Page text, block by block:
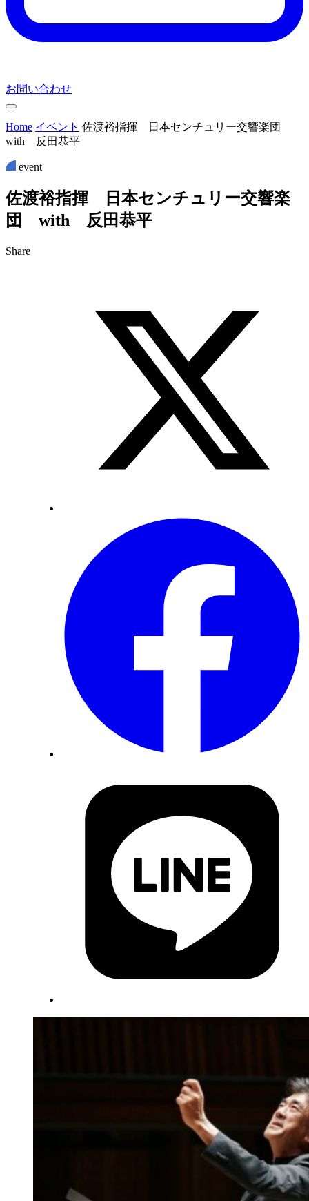
お問い合わせ
Home イベント 佐渡裕指揮 日本センチュリー交響楽団
with 反田恭平
event
佐渡裕指揮 日 本センチュ リ ー交響楽
団
with 反 田恭平
Share